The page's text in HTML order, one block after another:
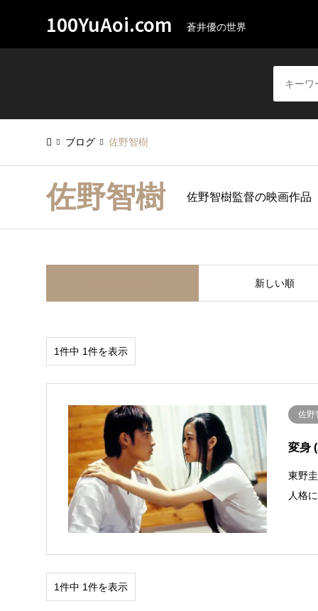
100YuAoi.com 蒼井優の世界
ブログ 佐野智樹
佐野智樹 佐野智樹監督の映画作品
新しい順
1件中 1件を表示
佐野
変身
東野
人格
1件中 1件を表示